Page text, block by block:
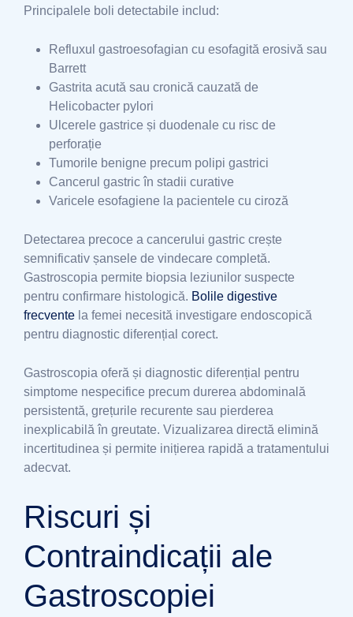
Principalele boli detectabile includ:
Refluxul gastroesofagian cu esofagită erosivă sau
Barrett
Gastrita acută sau cronică cauzată de
Helicobacter pylori
Ulcerele gastrice și duodenale cu risc de
perforație
Tumorile benigne precum polipi gastrici
Cancerul gastric în stadii curative
Varicele esofagiene la pacientele cu ciroză
Detectarea precoce a cancerului gastric crește
semnificativ șansele de vindecare completă.
Gastroscopia permite biopsia leziunilor suspecte
pentru confirmare histologică. Bolile digestive
frecvente la femei necesită investigare endoscopică
pentru diagnostic diferențial corect.
Gastroscopia oferă și diagnostic diferențial pentru
simptome nespecifice precum durerea abdominală
persistentă, grețurile recurente sau pierderea
inexplicabilă în greutate. Vizualizarea directă elimină
incertitudinea și permite inițierea rapidă a tratamentului
adecvat.
Riscuri și
Contraindicații ale
Gastroscopiei